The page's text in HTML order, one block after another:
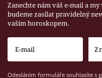
Zanechte nám váš e-mail a my
budeme zasílat pravidelný
vaším horoskopem.
Odesláním formuláře souhlasíte s